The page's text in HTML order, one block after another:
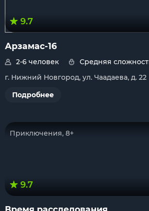
9.7
Арзамас-16
2-6 человек
Средняя
г. Нижний Новгород, ул. Чаадаева, д. 22
Подробнее
Приключения, 8+
9.7